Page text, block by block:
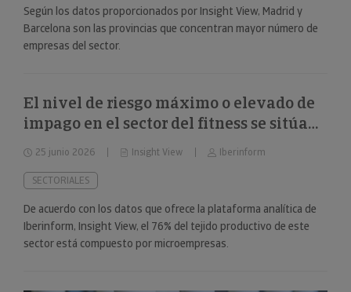
Según los datos proporcionados por Insight View, Madrid y
Barcelona son las provincias que concentran mayor número de
empresas del sector.
El nivel de riesgo máximo o elevado de
impago en el sector del fitness se sitúa
en el 34%
25 junio 2026 Insight View Iberinform
SECTORIALES
De acuerdo con los datos que ofrece la plataforma analítica de
Iberinform, Insight View, el 76% del tejido productivo de este
sector está compuesto por microempresas.